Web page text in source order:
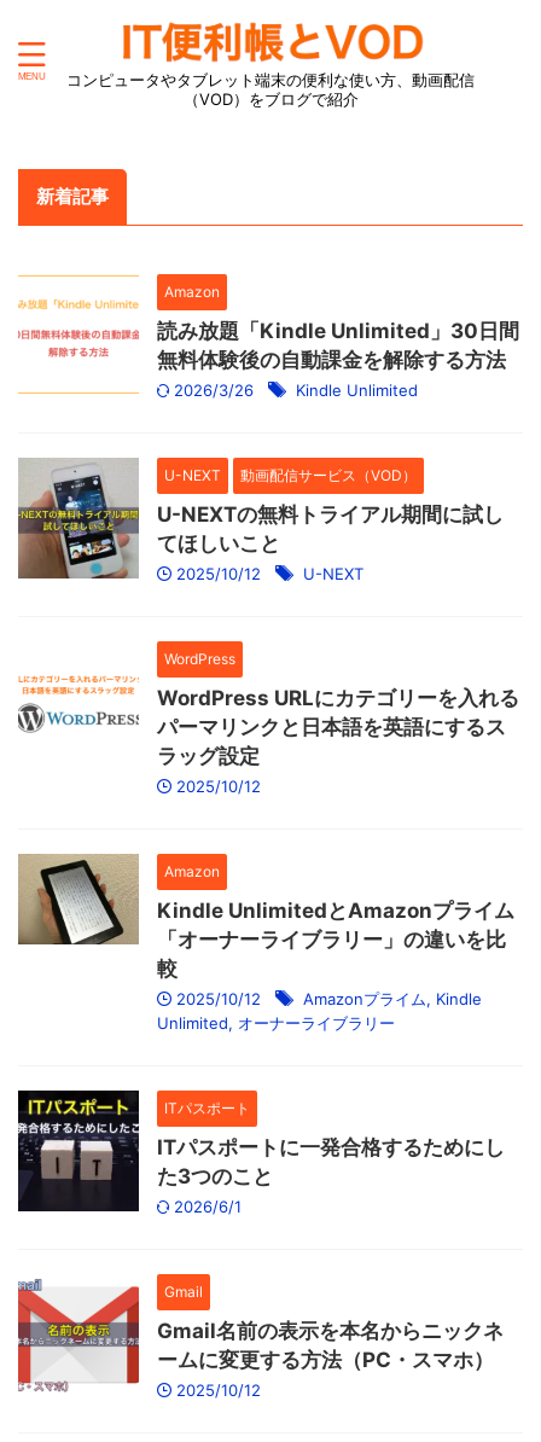
コンピュータやタブレット端末の便利な使い方、動画配信
（VOD）をブログで紹介
新着記事
Amazon
読み放題「Kindle Unlimited」30日間
無料体験後の自動課金を解除する方法
2026/3/26 Kindle Unlimited
U-NEXT 動画配信サービス（VOD）
U-NEXTの無料トライアル期間に試し
てほしいこと
2025/10/12 U-NEXT
WordPress
WordPress URLにカテゴリーを入れる
パーマリンクと日本語を英語にするス
ラッグ設定
2025/10/12
Amazon
Kindle UnlimitedとAmazonプライム
「オーナーライブラリー」の違いを比
較
2025/10/12 Amazonプライム, Kindle
Unlimited, オーナーライブラリー
ITパスポート
ITパスポートに一発合格するためにし
た3つのこと
2026/6/1
Gmail
Gmail名前の表示を本名からニックネ
ームに変更する方法（PC・スマホ）
2025/10/12